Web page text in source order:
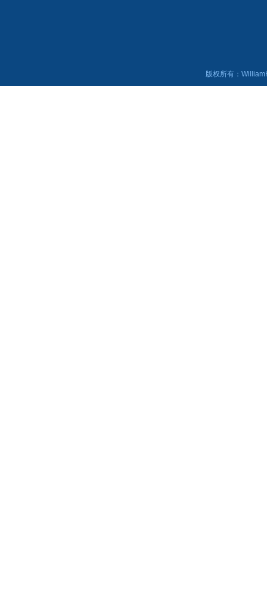
版权所有：